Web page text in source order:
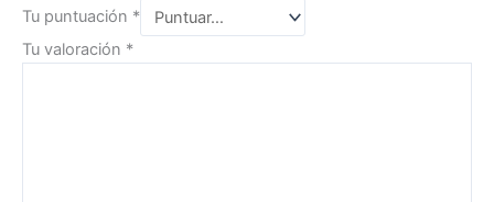
Tu puntuación *
Tu valoración *